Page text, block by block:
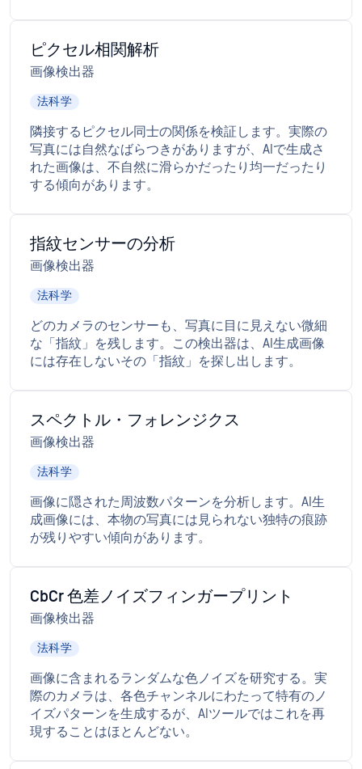
ピクセル相関解析
画像検出器
法科学
隣接するピクセル同士の関係を検証します。実際の
写真には自然なばらつきがありますが、AIで生成さ
れた画像は、不自然に滑らかだったり均一だったり
する傾向があります。
指紋センサーの分析
画像検出器
法科学
どのカメラのセンサーも、写真に目に見えない微細
な「指紋」を残します。この検出器は、AI生成画像
には存在しないその「指紋」を探し出します。
スペクトル・フォレンジクス
画像検出器
法科学
画像に隠された周波数パターンを分析します。AI生
成画像には、本物の写真には見られない独特の痕跡
が残りやすい傾向があります。
CbCr 色差ノイズフィンガープリント
画像検出器
法科学
画像に含まれるランダムな色ノイズを研究する。実
際のカメラは、各色チャンネルにわたって特有のノ
イズパターンを生成するが、AIツールではこれを再
現することはほとんどない。